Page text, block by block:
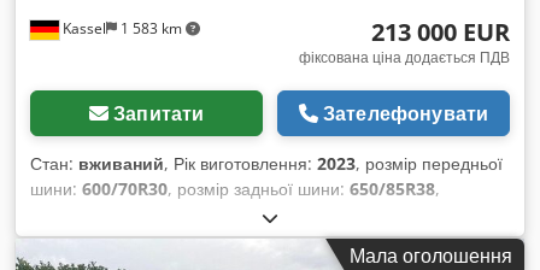
Kassel 1 583 km 213 000 EUR
фіксована ціна додається ПДВ
Запитати Зателефонувати
Стан: вживаний, Рік виготовлення: 2023, розмір передньої
шини: 600/70R30, розмір задньої шини: 650/85R38,
гальмо зі стисненим повітрям
Мала оголошення